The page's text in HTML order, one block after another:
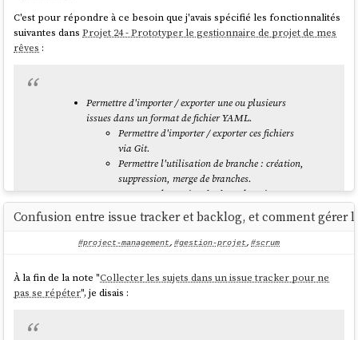
C'est pour répondre à ce besoin que j'avais spécifié les fonctionnalités
suivantes dansProjet 24 - Prototyper le gestionnaire de projet de mes
rêves :
Permettre d'importer / exporter une ou plusieurs
issues dans un format de fichier YAML.
Permettre d'importer / exporter ces fichiers
via Git.
Permettre l'utilisation de branche : création,
suppression, merge de branches.
Permettre la gestion des branches via
l'interface web.
Visualisation web des diff entre deux
branches.
Confusion entre issue tracker et backlog, et comment gérer
#project-management, #gestion-projet, #scrum
À la fin de la note "Collecter les sujets dans un issue tracker pour ne
pas se répéter", je disais :